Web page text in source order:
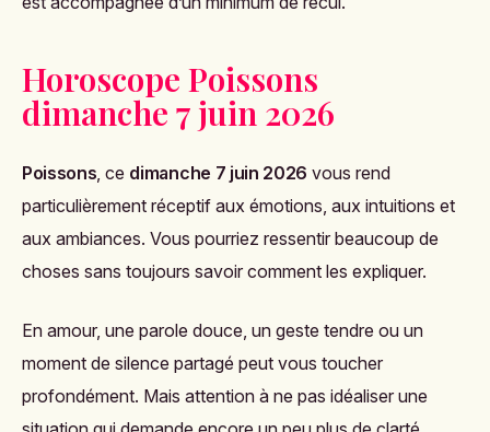
Horoscope Poissons
dimanche 7 juin 2026
Poissons, ce dimanche 7 juin 2026 vous rend
particulièrement réceptif aux émotions, aux intuitions et
aux ambiances. Vous pourriez ressentir beaucoup de
choses sans toujours savoir comment les expliquer.
En amour, une parole douce, un geste tendre ou un
moment de silence partagé peut vous toucher
profondément. Mais attention à ne pas idéaliser une